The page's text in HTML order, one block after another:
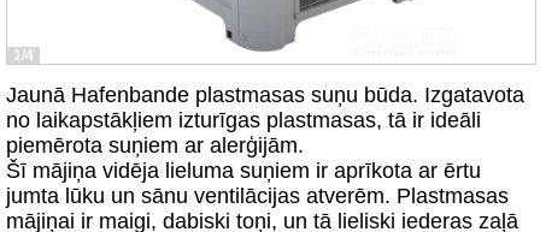
1/4
Jaunā Hafenbande plastmasas suņu būda. Izgatavota
no laikapstākļiem izturīgas plastmasas, tā ir ideāli
piemērota suņiem ar alerģijām.
Šī mājiņa vidēja lieluma suņiem ir aprīkota ar ērtu
jumta lūku un sānu ventilācijas atverēm. Plastmasas
mājiņai ir maigi, dabiski toņi, un tā lieliski iederas zaļā